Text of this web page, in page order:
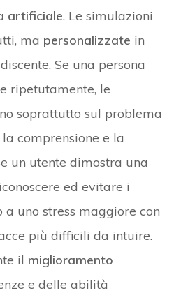
artificiale. Le simulazioni
ma personalizzate in
Se una persona
ripetutamente, le
soprattutto sul problema
comprensione e la
un utente dimostra una
ed evitare i
a uno stress maggiore con
più difficili da intuire.
il miglioramento
e delle abilità